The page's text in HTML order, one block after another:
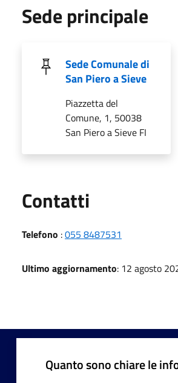
Sede principale
Sede Comunale di
San Piero a Sieve
Piazzetta del
Comune, 1, 50038
San Piero a Sieve FI
Contatti
Telefono :055 8487531
Ultimo aggiornamento: 12 agosto
Quanto sono chiare le